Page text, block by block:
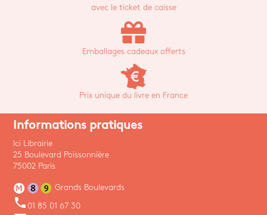
avec le ticket de caisse
Emballages cadeaux offerts
Prix unique du livre en France
Informations pratiques
Ici Librairie
25 Boulevard Poissonnière
75002 Paris
Grands Boulevards
phone 01 85 01 67 30